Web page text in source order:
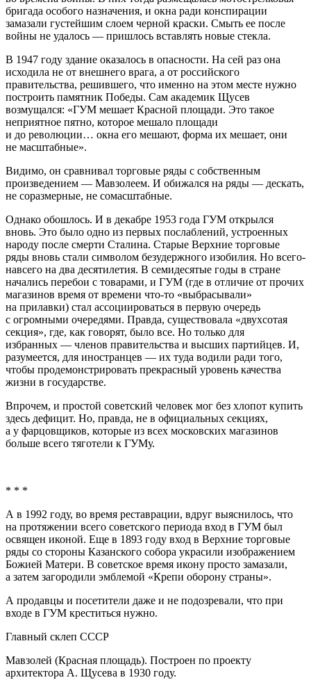
бригада особого назначения, и окна ради конспирации
замазали густейшим слоем черной краски. Смыть ее после
войны не удалось — пришлось вставлять новые стекла.
В 1947 году здание оказалось в опасности. На сей раз она
исходила не от внешнего врага, а от российского
правительства, решившего, что именно на этом месте нужно
построить памятник Победы. Сам академик Щусев
возмущался: «ГУМ мешает Красной площади. Это такое
неприятное пятно, которое мешало площади
и до революции… окна его мешают, форма их мешает, они
не масштабные».
Видимо, он сравнивал торговые ряды с собственным
произведением — Мавзолеем. И обижался на ряды — дескать,
не соразмерные, не сомасштабные.
Однако обошлось. И в декабре 1953 года ГУМ открылся
вновь. Это было одно из первых послаблений, устроенных
народу после смерти Сталина. Старые Верхние торговые
ряды вновь стали символом безудержного изобилия. Но всего-
навсего на два десятилетия. В семидесятые годы в стране
начались перебои с товарами, и ГУМ (где в отличие от прочих
магазинов время от времени что-то «выбрасывали»
на прилавки) стал ассоциироваться в первую очередь
с огромными очередями. Правда, существовала «двухсотая
секция», где, как говорят, было все. Но только для
избранных — членов правительства и высших партийцев. И,
разумеется, для иностранцев — их туда водили ради того,
чтобы продемонстрировать прекрасный уровень качества
жизни в государстве.
Впрочем, и простой советский человек мог без хлопот купить
здесь дефицит. Но, правда, не в официальных секциях,
а у фарцовщиков, которые из всех московских магазинов
больше всего тяготели к ГУМу.
* * *
А в 1992 году, во время реставрации, вдруг выяснилось, что
на протяжении всего советского периода вход в ГУМ был
освящен иконой. Еще в 1893 году вход в Верхние торговые
ряды со стороны Казанского собора украсили изображением
Божией Матери. В советское время икону просто замазали,
а затем загородили эмблемой «Крепи оборону страны».
А продавцы и посетители даже и не подозревали, что при
входе в ГУМ креститься нужно.
Главный склеп СССР
Мавзолей (Красная площадь). Построен по проекту
архитектора А. Щусева в 1930 году.